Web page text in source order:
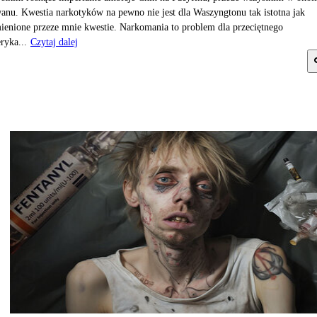
Kwestia narkotyków na pewno nie jest dla Waszyngtonu tak istotna jak
przeze mnie kwestie. Narkomania to problem dla przeciętnego
Czytaj dalej